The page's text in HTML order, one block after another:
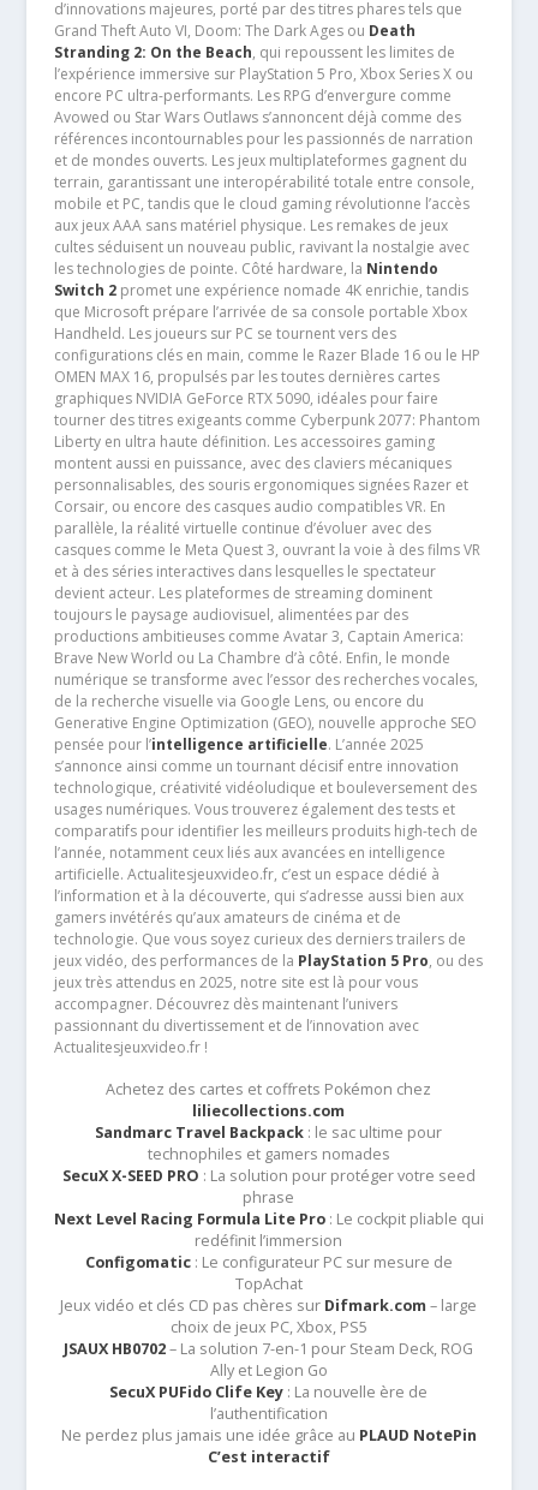
d’innovations majeures, porté par des titres phares tels que
Grand Theft Auto VI, Doom: The Dark Ages ou Death
Stranding 2: On the Beach, qui repoussent les limites de
l’expérience immersive sur PlayStation 5 Pro, Xbox Series X ou
encore PC ultra-performants. Les RPG d’envergure comme
Avowed ou Star Wars Outlaws s’annoncent déjà comme des
références incontournables pour les passionnés de narration
et de mondes ouverts. Les jeux multiplateformes gagnent du
terrain, garantissant une interopérabilité totale entre console,
mobile et PC, tandis que le cloud gaming révolutionne l’accès
aux jeux AAA sans matériel physique. Les remakes de jeux
cultes séduisent un nouveau public, ravivant la nostalgie avec
les technologies de pointe. Côté hardware, la Nintendo
Switch 2promet une expérience nomade 4K enrichie, tandis
que Microsoft prépare l’arrivée de sa console portable Xbox
Handheld. Les joueurs sur PC se tournent vers des
configurations clés en main, comme le Razer Blade 16 ou le HP
OMEN MAX 16, propulsés par les toutes dernières cartes
graphiques NVIDIA GeForce RTX 5090, idéales pour faire
tourner des titres exigeants comme Cyberpunk 2077: Phantom
Liberty en ultra haute définition. Les accessoires gaming
montent aussi en puissance, avec des claviers mécaniques
personnalisables, des souris ergonomiques signées Razer et
Corsair, ou encore des casques audio compatibles VR. En
parallèle, la réalité virtuelle continue d’évoluer avec des
casques comme le Meta Quest 3, ouvrant la voie à des films VR
et à des séries interactives dans lesquelles le spectateur
devient acteur. Les plateformes de streaming dominent
toujours le paysage audiovisuel, alimentées par des
productions ambitieuses comme Avatar 3, Captain America:
Brave New World ou La Chambre d’à côté. Enfin, le monde
numérique se transforme avec l’essor des recherches vocales,
de la recherche visuelle via Google Lens, ou encore du
Generative Engine Optimization (GEO), nouvelle approche SEO
pensée pour l’intelligence artificielle. L’année 2025
s’annonce ainsi comme un tournant décisif entre innovation
technologique, créativité vidéoludique et bouleversement des
usages numériques. Vous trouverez également des tests et
comparatifs pour identifier les meilleurs produits high-tech de
l’année, notamment ceux liés aux avancées en intelligence
artificielle. Actualitesjeuxvideo.fr, c’est un espace dédié à
l’information et à la découverte, qui s’adresse aussi bien aux
gamers invétérés qu’aux amateurs de cinéma et de
technologie. Que vous soyez curieux des derniers trailers de
jeux vidéo, des performances de la PlayStation 5 Pro, ou des
jeux très attendus en 2025, notre site est là pour vous
accompagner. Découvrez dès maintenant l’univers
passionnant du divertissement et de l’innovation avec
Actualitesjeuxvideo.fr !
Achetez des cartes et coffrets Pokémon chez
liliecollections.com
Sandmarc Travel Backpack : le sac ultime pour
technophiles et gamers nomades
SecuX X-SEED PRO : La solution pour protéger votre seed
phrase
Next Level Racing Formula Lite Pro: Le cockpit pliable qui
redéfinit l’immersion
Configomatic: Le configurateur PC sur mesure de
TopAchat
Jeux vidéo et clés CD pas chères sur Difmark.com – large
choix de jeux PC, Xbox, PS5
JSAUX HB0702– La solution 7-en-1 pour Steam Deck, ROG
Ally et Legion Go
SecuX PUFido Clife Key : La nouvelle ère de
l’authentification
Ne perdez plus jamais une idée grâce au PLAUD NotePin
C’est interactif